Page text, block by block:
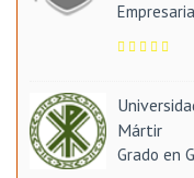
Mártir
Grado en